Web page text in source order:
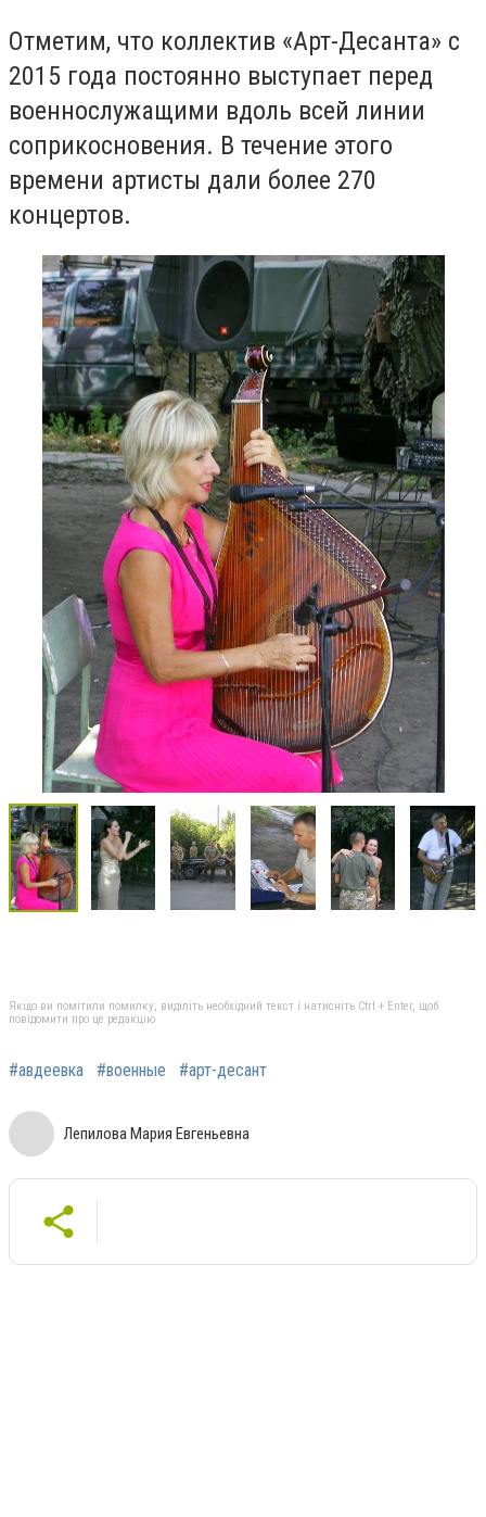
Отметим, что коллектив «Арт-Десанта» с
2015 года постоянно выступает перед
военнослужащими вдоль всей линии
соприкосновения. В течение этого
времени артисты дали более 270
концертов.
Якщо ви помітили помилку, виділіть необхідний текст і натисніть Ctrl + Enter, щоб
повідомити про це редакцію
#авдеевка #военные #арт-десант
Лепилова Мария Евгеньевна